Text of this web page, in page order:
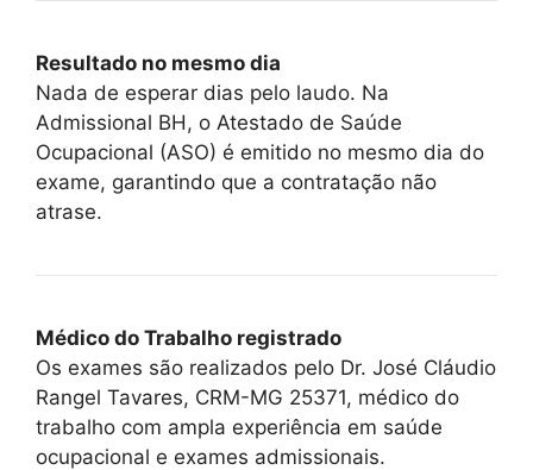
Resultado no mesmo dia
Nada de esperar dias pelo laudo. Na
Admissional BH, o Atestado de Saúde
Ocupacional (ASO) é emitido no mesmo dia do
exame, garantindo que a contratação não
atrase.
Médico do Trabalho registrado
Os exames são realizados pelo Dr. José Cláudio
Rangel Tavares, CRM-MG 25371, médico do
trabalho com ampla experiência em saúde
ocupacional e exames admissionais.